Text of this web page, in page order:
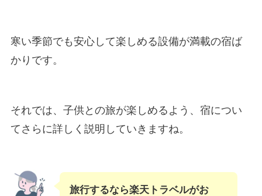
寒い季節でも安心して楽しめる設備が満載の宿ば
かりです。
それでは、子供との旅が楽しめるよう、宿につい
てさらに詳しく説明していきますね。
旅行するなら楽天トラベルがお